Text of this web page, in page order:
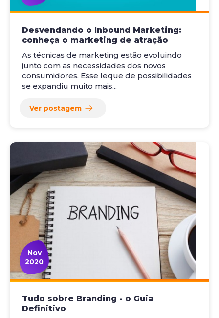
Desvendando o Inbound Marketing:
conheça o marketing de atração
As técnicas de marketing estão evoluindo
junto com as necessidades dos novos
consumidores. Esse leque de possibilidades
se expandiu muito mais...
Ver postagem
Nov
2020
Tudo sobre Branding - o Guia
Definitivo